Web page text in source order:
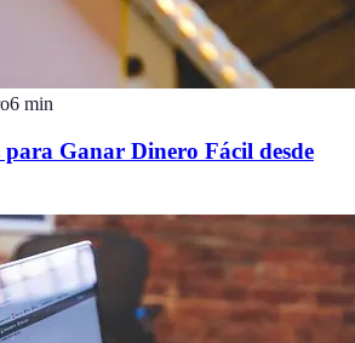
6 min
para Ganar Dinero Fácil desde